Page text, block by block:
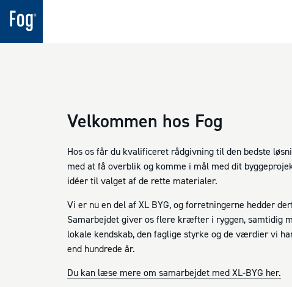
Velkommen hos Fog
Hos os får du kvalificeret rådgivning til den bedste
med at få overblik og komme i mål med dit
idéer til valget af de rette materialer.
Vi er nu en del af XL BYG, og forretningerne hedder
Samarbejdet giver os flere kræfter i ryggen, samtidig
lokale kendskab, den faglige styrke og de værdier vi
end hundrede år.
Du kan læse mere om samarbejdet med XL-BYG her.